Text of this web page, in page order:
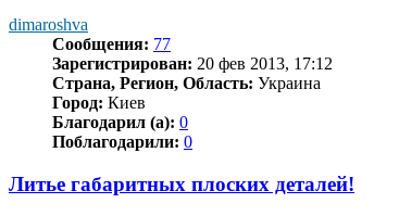
dimaroshva
Сообщения: 77
Зарегистрирован: 20 фев 2013, 17:12
Страна, Регион, Область: Украина
Город: Киев
Благодарил (а): 0
Поблагодарили: 0
Литье габаритных плоских деталей!